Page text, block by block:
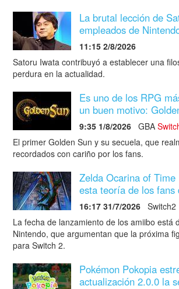
La brutal lección de
empleados de
11:15 2/8/2026
Satoru Iwata contribuyó a establecer una
perdura en la actualidad.
Es uno de los RPG
un buen motivo:
9:35 1/8/2026 GBA
El primer Golden Sun y su secuela, que
recordados con cariño por los fans.
Zelda Ocarina of Time
esta teoría de los fans
16:17 31/7/2026 Switch2
La fecha de lanzamiento de los amiibo
Nintendo, que argumentan que la próxima
para Switch 2.
Pokémon Pokopia
actualización 2.0.0 la